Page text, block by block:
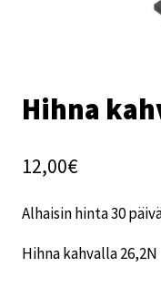
Hihna
12,00€
Alhaisin hinta 30
Hihna kahvalla 26,2N